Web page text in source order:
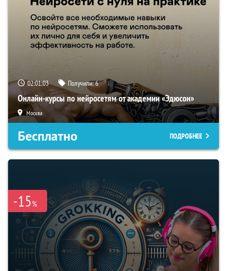
02:01:02 Получили:6
Онлайн-курсы по нейросетям от академии «Эдюсон»
Москва
Бесплатно ПОДРОБНЕЕ
-15%